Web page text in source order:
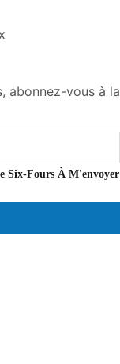
abonnez-vous à la
Six-Fours À M'envoyer